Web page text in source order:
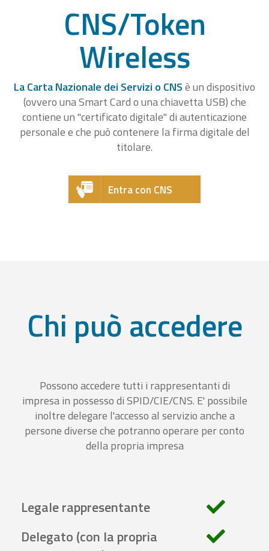
CNS/Token
Wireless
La Carta Nazionale dei Servizi o CNSè un dispositivo
(ovvero una Smart Card o una chiavetta USB) che
contiene un "certificato digitale" di autenticazione
personale e che può contenere la firma digitale del
titolare.
Entra con CNS
Chi può accedere
Possono accedere tutti i rappresentanti di
impresa in possesso di SPID/CIE/CNS. E' possibile
inoltre delegare l'accesso al servizio anche a
persone diverse che potranno operare per conto
della propria impresa
Legale rappresentante
Delegato (con la propria